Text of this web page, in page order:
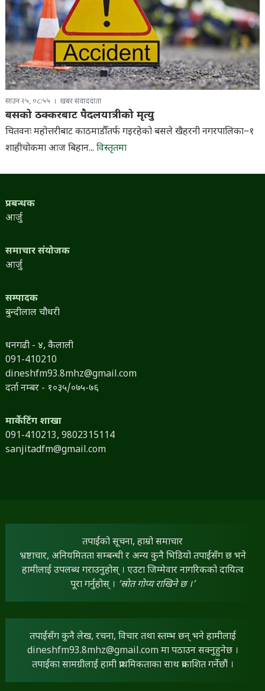
साउन २५, ०८:५५ खबर संवाददाता
बसको ठक्करबाट पैदलयात्रीको मृत्यु
चितवनः महोत्तरीबाट काठमाडौँतर्फ गइरहेको बसले खैहरनी नगरपालिका–१
शाहीचोकमा आज बिहान... विस्तृतमा
प्रबन्धक
आर्जु
समाचार संयोजक
आर्जु
सम्पादक
बुन्दीलाल चौधरी
धनगढी - ४, कैलाली
091-410210
dineshfm93.8mhz@gmail.com
दर्ता नम्बर - १०३५/०७५-७६
मार्केटिंग शाखा
091-410213, 9802315114
sanjitadfm@gmail.com
तपाईंको सूचना, हाम्रो समाचार
भ्रष्टाचार, अनियमितता सम्बन्धी र अन्य कुनै भिडियो तपाईंसँग छ भने
हामीलाई उपलब्ध गराउनुहोस् । एउटा जिम्मेवार नागरिकको दायित्व
पूरा गर्नुहोस् । ‘स्रोत गोप्य राखिने छ ।’
तपाईंसँग कुनै लेख, रचना, विचार तथा स्तम्भ छन् भने हामीलाई
dineshfm93.8mhz@gmail.comमा पठाउन सक्नुहुनेछ ।
तपाईंका सामग्रीलाई हामी प्राथमिकताका साथ प्रकाशित गर्नेछौं ।